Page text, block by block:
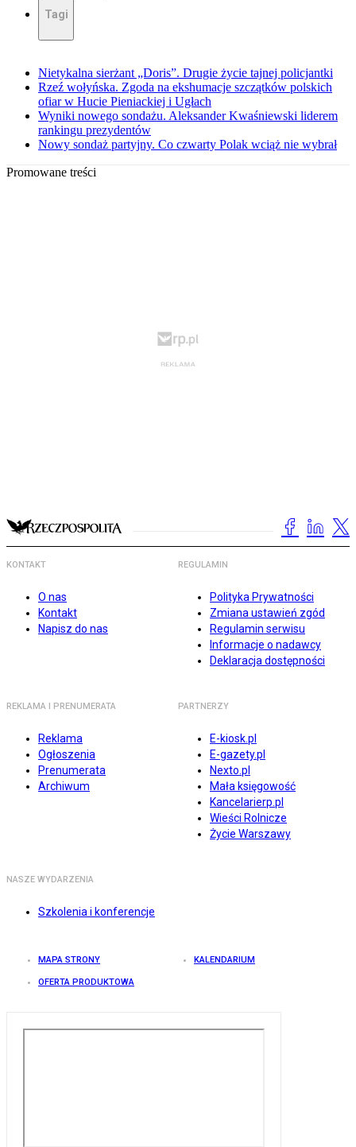
Tagi
Nietykalna sierżant „Doris”. Drugie życie tajnej policjantki
Rzeź wołyńska. Zgoda na ekshumacje szczątków polskich
ofiar w Hucie Pieniackiej i Ugłach
Wyniki nowego sondażu. Aleksander Kwaśniewski liderem
rankingu prezydentów
Nowy sondaż partyjny. Co czwarty Polak wciąż nie wybrał
Promowane treści
KONTAKT
O nas
Kontakt
Napisz do nas
REGULAMIN
Polityka Prywatności
Zmiana ustawień zgód
Regulamin serwisu
Informacje o nadawcy
Deklaracja dostępności
REKLAMA I PRENUMERATA
Reklama
Ogłoszenia
Prenumerata
Archiwum
PARTNERZY
E-kiosk.pl
E-gazety.pl
Nexto.pl
Mała księgowość
Kancelarierp.pl
Wieści Rolnicze
Życie Warszawy
NASZE WYDARZENIA
Szkolenia i konferencje
MAPA STRONY KALENDARIUM
OFERTA PRODUKTOWA